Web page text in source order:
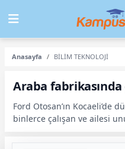
Anasayfa BİLİM TEKNOLOJİ
Araba
Ford Otosan’ın Kocaeli’de
binlerce çalışan ve ailesi